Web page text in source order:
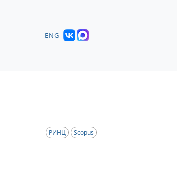
ENG
РИНЦ Scopus